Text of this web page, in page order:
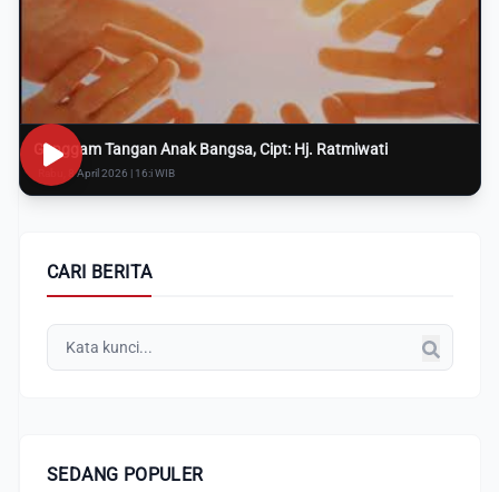
Genggam Tangan Anak Bangsa, Cipt: Hj. Ratmiwati
Rabu, 8 April 2026 | 16:i WIB
CARI BERITA
SEDANG POPULER